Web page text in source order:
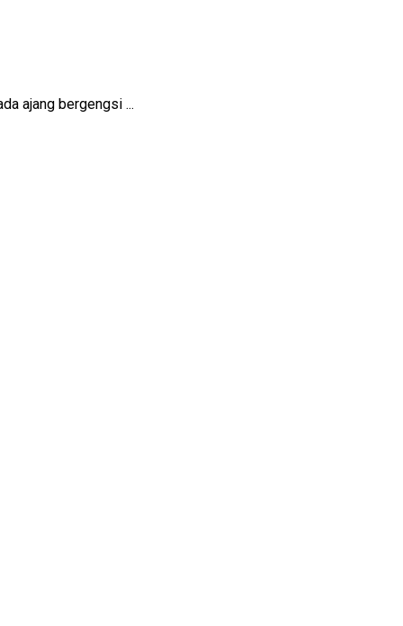
ajang bergengsi ...